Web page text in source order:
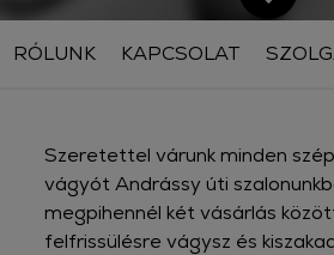
RÓLUNK KAPCSOLAT
Szeretettel várunk minden
vágyót Andrássy úti
megpihennél két vásárlás
felfrissülésre vágysz és